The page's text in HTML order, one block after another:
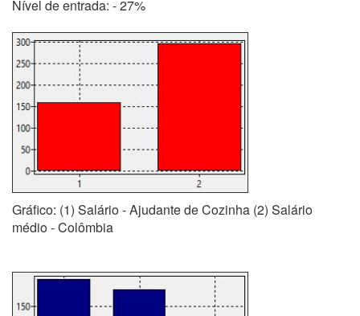
Nível de entrada: - 27%
Gráfico: (1) Salário - Ajudante de Cozinha (2) Salário
médio - Colômbia